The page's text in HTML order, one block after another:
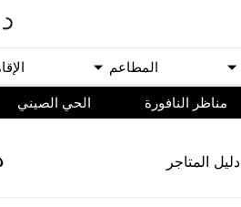
اﻟﻤﻄﺎﻋﻢ
مناظر النافورة الحي الصيني
ﺩﻟﻴﻞ اﻟﻤﺘﺎﺟﺮ